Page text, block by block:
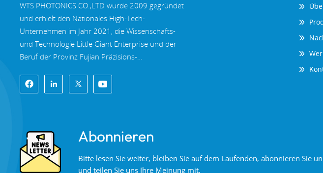
WTS PHOTONICS CO.,LTD wurde 2009 gegründet
und erhielt den Nationales High-Tech-
Unternehmen im Jahr 2021, die Wissenschafts-
und Technologie Little Giant Enterprise und der
Beruf der Provinz Fujian Präzisions-
2022. WTS finden in der wunderschöne
Küstenstadt im Südosten Chinas, Fuzhou, eine
Fabrikhallen, eine Gruppe qualifiziertem
technischen Personal und einem kompletten
optischen Verarbeitungssystem,
Abonnieren
Bitte lesen Sie weiter, bleiben Sie auf dem Laufenden, abonnieren Sie
und teilen Sie uns Ihre Meinung mit.